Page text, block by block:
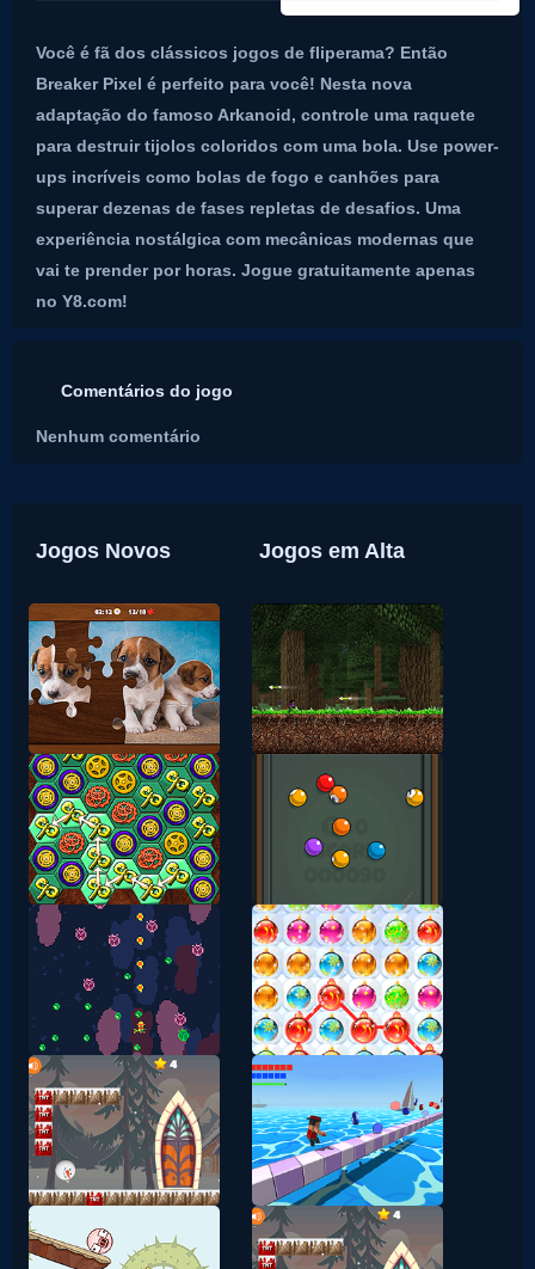
Você é fã dos clássicos jogos de fliperama? Então
Breaker Pixel é perfeito para você! Nesta nova
adaptação do famoso Arkanoid, controle uma raquete
para destruir tijolos coloridos com uma bola. Use power-
ups incríveis como bolas de fogo e canhões para
superar dezenas de fases repletas de desafios. Uma
experiência nostálgica com mecânicas modernas que
vai te prender por horas. Jogue gratuitamente apenas
no Y8.com!
Comentários do jogo
Nenhum comentário
Jogos Novos Jogos em Alta